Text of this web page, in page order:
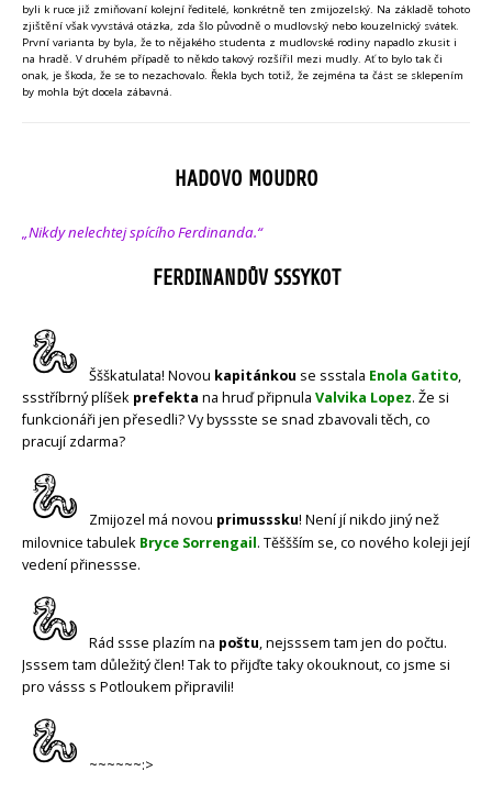
byli k ruce již zmiňovaní kolejní ředitelé, konkrétně ten zmijozelský. Na základě tohoto
zjištění však vyvstává otázka, zda šlo původně o mudlovský nebo kouzelnický svátek.
První varianta by byla, že to nějakého studenta z mudlovské rodiny napadlo zkusit i
na hradě. V druhém případě to někdo takový rozšířil mezi mudly. Ať to bylo tak či
onak, je škoda, že se to nezachovalo. Řekla bych totiž, že zejména ta část se sklepením
by mohla být docela zábavná.
HADOVO MOUDRO
„Nikdy nelechtej spícího Ferdinanda.“
FERDINANDŮV SSSYKOT
Ššškatulata! Novou kapitánkou se ssstala Enola Gatito,
ssstříbrný plíšek prefekta na hruď připnula Valvika Lopez. Že si
funkcionáři jen přesedli? Vy byssste se snad zbavovali těch, co
pracují zdarma?
Zmijozel má novou primusssku! Není jí nikdo jiný než
milovnice tabulek Bryce Sorrengail. Těššším se, co nového koleji její
vedení přinessse.
Rád ssse plazím na poštu, nejsssem tam jen do počtu.
Jsssem tam důležitý člen! Tak to přijďte taky okouknout, co jsme si
pro vásss s Potloukem připravili!
~~~~~~:>